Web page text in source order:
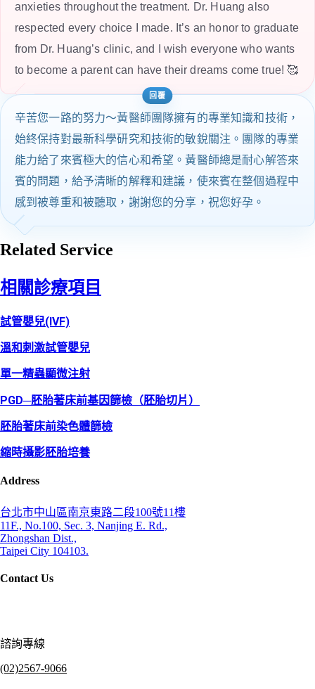
anxieties throughout the treatment. Dr. Huang also
respected every choice I made. It’s an honor to graduate
from Dr. Huang’s clinic, and I wish everyone who wants
to become a parent can have their dreams come true! 🥰
辛苦您一路的努力～黃醫師團隊擁有的專業知識和技術，
始終保持對最新科學研究和技術的敏銳關注。團隊的專業
能力給了來賓極大的信心和希望。黃醫師總是耐心解答來
賓的問題，給予清晰的解釋和建議，使來賓在整個過程中
感到被尊重和被聽取，謝謝您的分享，祝您好孕。
Related Service
相關診療項目
試管嬰兒(IVF)
溫和刺激試管嬰兒
單一精蟲顯微注射
PGD─胚胎著床前基因篩檢（胚胎切片）
胚胎著床前染色體篩檢
縮時攝影胚胎培養
Address
台北市中山區南京東路二段100號11樓
11F., No.100, Sec. 3, Nanjing E. Rd.,
Zhongshan Dist.,
Taipei City 104103.
Contact Us
諮詢專線
(02)2567-9066